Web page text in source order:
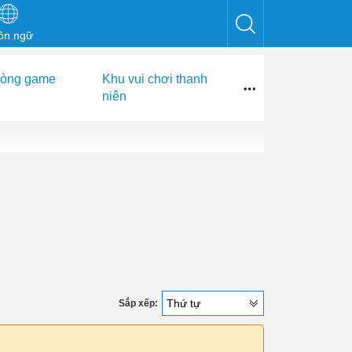
ngữ
game
Khu vui chơi thanh
niên
Sắp xếp: Thứ tự